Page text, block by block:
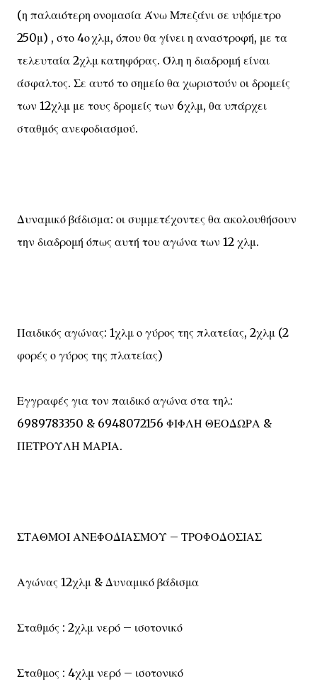
(η παλαιότερη ονομασία Άνω Μπεζάνι σε υψόμετρο
250μ) , στο 4ο χλμ, όπου θα γίνει η αναστροφή, με τα
τελευταία 2χλμ κατηφόρας. Όλη η διαδρομή είναι
άσφαλτος. Σε αυτό το σημείο θα χωριστούν οι δρομείς
των 12χλμ με τους δρομείς των 6χλμ, θα υπάρχει
σταθμός ανεφοδιασμού.
Δυναμικό βάδισμα: οι συμμετέχοντες θα ακολουθήσουν
την διαδρομή όπως αυτή του αγώνα των 12 χλμ.
Παιδικός αγώνας: 1χλμ ο γύρος της πλατείας, 2χλμ (2
φορές ο γύρος της πλατείας)
Εγγραφές για τον παιδικό αγώνα στα τηλ:
6989783350 & 6948072156 ΦΙΦΛΗ ΘΕΟΔΩΡΑ &
ΠΕΤΡΟΥΛΗ ΜΑΡΙΑ.
ΣΤΑΘΜΟΙ ΑΝΕΦΟΔΙΑΣΜΟΥ – ΤΡΟΦΟΔΟΣΙΑΣ
Αγώνας 12χλμ & Δυναμικό βάδισμα
Σταθμός : 2χλμ νερό – ισοτονικό
Σταθμος : 4χλμ νερό – ισοτονικό